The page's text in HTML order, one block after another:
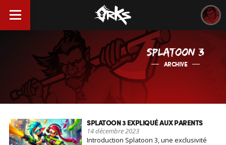
SPLATOON 3
ARCHIVE
SPLATOON 3 EXPLIQUÉ AUX PARENTS
14 décembre 2023
Introduction Splatoon 3, une exclusivité